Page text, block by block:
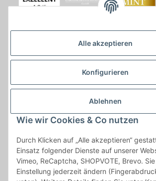
Alle akzeptieren
Konfigurieren
Ablehnen
Wie wir Cookies & Co nutzen
Durch Klicken auf „Alle akzeptieren“
Einsatz folgender Dienste auf unserer
Vimeo, ReCaptcha, SHOPVOTE, Brevo.
Einstellung jederzeit ändern
* * Lieferzeiten gelten ab
Deutschland.Irrtümer vorbehalten.
Auflagenhöhe, Durchmesser, etc. werden
Kaufvertrag bleibt davon unbetroffen. Alle